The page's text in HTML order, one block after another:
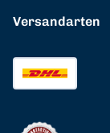
Versandarten